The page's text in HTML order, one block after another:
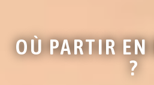
OÙ PARTIR EN
?